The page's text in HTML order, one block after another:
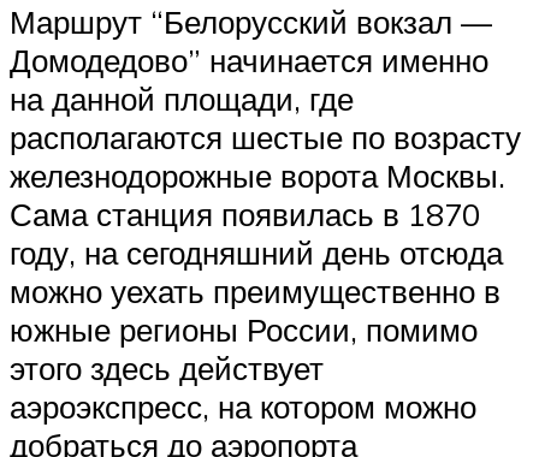
Маршрут “Белорусский вокзал —
Домодедово” начинается именно
на данной площади, где
располагаются шестые по возрасту
железнодорожные ворота Москвы.
Сама станция появилась в 1870
году, на сегодняшний день отсюда
можно уехать преимущественно в
южные регионы России, помимо
этого здесь действует
аэроэкспресс, на котором можно
добраться до аэропорта